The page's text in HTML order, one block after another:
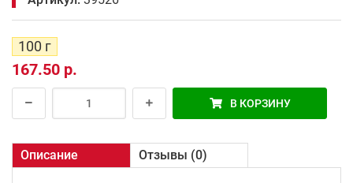
100 г
167.50 р.
В КОРЗИНУ
Описание Отзывы (0)